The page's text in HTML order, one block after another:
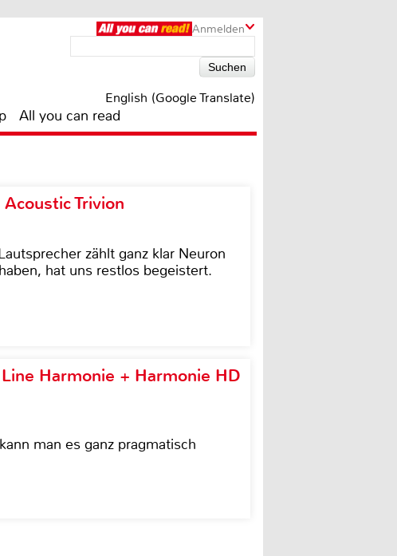
Anmelden
English (Google Translate)
All you can read
Trivion
zählt ganz klar Neuron
hat uns restlos begeistert.
Harmonie + Harmonie HD
man es ganz pragmatisch